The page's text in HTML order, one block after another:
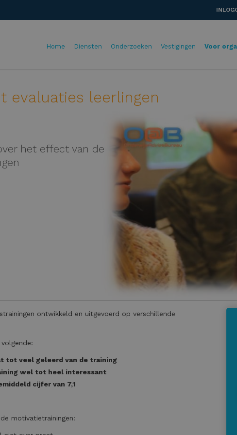
Home Diensten Onderzoeken Vestigingen Voor
evaluaties leerlingen
het effect van de
ontwikkeld en uitgevoerd op verschillende
tot veel geleerd van de training
wel tot heel interessant
cijfer van 7,1
motivatietrainingen: